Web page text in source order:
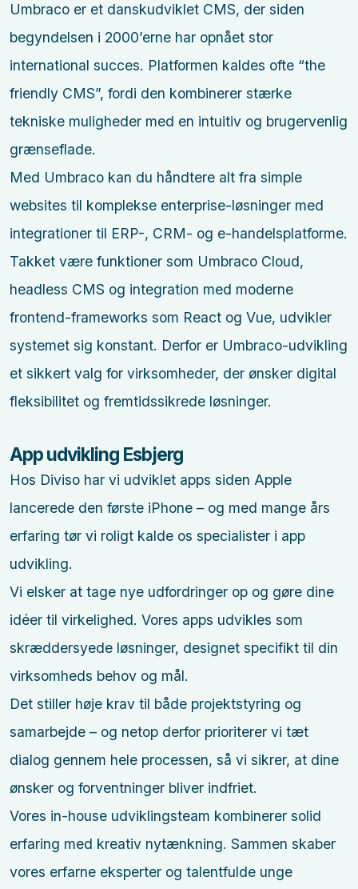
Umbraco er et danskudviklet CMS, der siden
begyndelsen i 2000’erne har opnået stor
international succes. Platformen kaldes ofte “the
friendly CMS”, fordi den kombinerer stærke
tekniske muligheder med en intuitiv og brugervenlig
grænseflade.
Med Umbraco kan du håndtere alt fra simple
websites til komplekse enterprise-løsninger med
integrationer til ERP-, CRM- og e-handelsplatforme.
Takket være funktioner som Umbraco Cloud,
headless CMS og integration med moderne
frontend-frameworks som React og Vue, udvikler
systemet sig konstant. Derfor er Umbraco-udvikling
et sikkert valg for virksomheder, der ønsker digital
fleksibilitet og fremtidssikrede løsninger.
App udvikling Esbjerg
Hos Diviso har vi udviklet apps siden Apple
lancerede den første iPhone – og med mange års
erfaring tør vi roligt kalde os specialister i app
udvikling.
Vi elsker at tage nye udfordringer op og gøre dine
idéer til virkelighed. Vores apps udvikles som
skræddersyede løsninger, designet specifikt til din
virksomheds behov og mål.
Det stiller høje krav til både projektstyring og
samarbejde – og netop derfor prioriterer vi tæt
dialog gennem hele processen, så vi sikrer, at dine
ønsker og forventninger bliver indfriet.
Vores in-house udviklingsteam kombinerer solid
erfaring med kreativ nytænkning. Sammen skaber
vores erfarne eksperter og talentfulde unge